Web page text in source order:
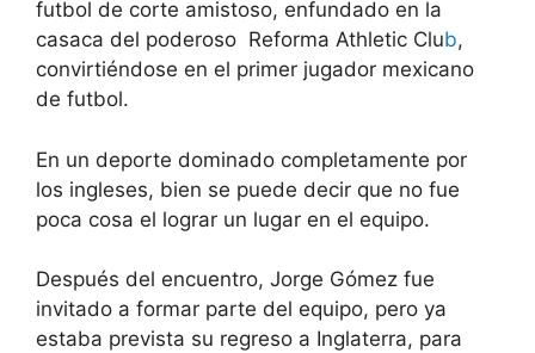
futbol de corte amistoso, enfundado en la
casaca del poderoso Reforma Athletic Club,
convirtiéndose en el primer jugador mexicano
de futbol.
En un deporte dominado completamente por
los ingleses, bien se puede decir que no fue
poca cosa el lograr un lugar en el equipo.
Después del encuentro, Jorge Gómez fue
invitado a formar parte del equipo, pero ya
estaba prevista su regreso a Inglaterra, para